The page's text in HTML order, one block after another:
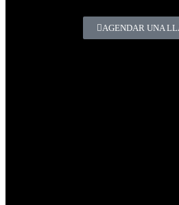
AGENDAR UNA